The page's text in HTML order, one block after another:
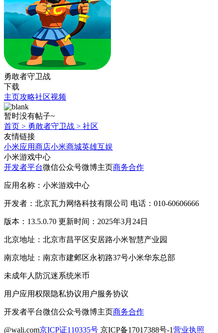
勇敢者守卫战
下载
主页攻略社区视频
暂时没有帖子~
首页 > 勇敢者守卫战 > 社区
友情链接
小米应用商店小米商城英雄互娱
小米游戏中心
开发者平台微信公众号微博主页商务合作
应用名称：小米游戏中心
开发者：北京瓦力网络科技有限公司 电话：010-60606666
版本：13.5.0.70 更新时间：2025年3月24日
北京地址：北京市昌平区安居路小米智慧产业园
南京地址：南京市建邺区永初路37号小米华东总部
未成年人防沉迷系统米币
用户应用权限隐私协议用户服务协议
开发者平台微信公众号微博主页商务合作
@wali.com京ICP证110335号 京ICP备17017388号-1营业执照